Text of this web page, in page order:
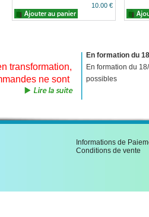
10.00 €
transformation,
ne sont
En formation du
En formation du
possibles
Informations de
Conditions de vente